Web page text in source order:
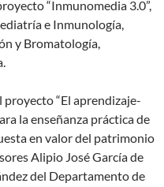
“Inmunomedia 3.0”,
e Inmunología,
y Bromatología,
proyecto “El aprendizaje-
la enseñanza práctica de
en valor del patrimonio
Alipio José García de
del Departamento de